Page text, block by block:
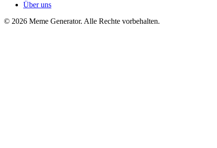
Über uns
© 2026 Meme Generator. Alle Rechte vorbehalten.